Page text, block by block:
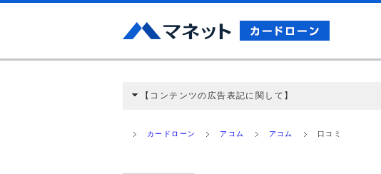
【コンテンツの広告表記に関して】
ミ収集などに基づき、公平性を担保した情報提供を行って
カードローン アコム アコム 口コミ